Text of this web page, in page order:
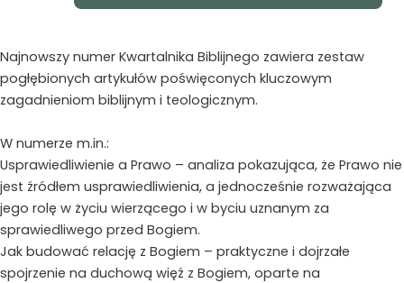
1
-
Styczeń
Najnowszy numer Kwartalnika Biblijnego zawiera zestaw
pogłębionych artykułów poświęconych kluczowym
zagadnieniom biblijnym i teologicznym.
W numerze m.in.:
Usprawiedliwienie a Prawo – analiza pokazująca, że Prawo nie
jest źródłem usprawiedliwienia, a jednocześnie rozważająca
jego rolę w życiu wierzącego i w byciu uznanym za
sprawiedliwego przed Bogiem.
Jak budować relację z Bogiem – praktyczne i dojrzałe
spojrzenie na duchową więź z Bogiem, oparte na